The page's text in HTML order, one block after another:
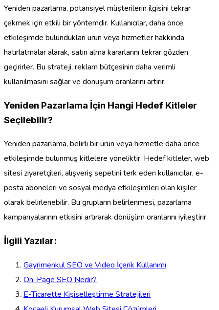
Yeniden pazarlama, potansiyel müşterilerin ilgisini tekrar
çekmek için etkili bir yöntemdir. Kullanıcılar, daha önce
etkileşimde bulundukları ürün veya hizmetler hakkında
hatırlatmalar alarak, satın alma kararlarını tekrar gözden
geçirirler. Bu strateji, reklam bütçesinin daha verimli
kullanılmasını sağlar ve dönüşüm oranlarını artırır.
Yeniden Pazarlama İçin Hangi Hedef Kitleler
Seçilebilir?
Yeniden pazarlama, belirli bir ürün veya hizmetle daha önce
etkileşimde bulunmuş kitlelere yöneliktir. Hedef kitleler, web
sitesi ziyaretçileri, alışveriş sepetini terk eden kullanıcılar, e-
posta aboneleri ve sosyal medya etkileşimleri olan kişiler
olarak belirlenebilir. Bu grupların belirlenmesi, pazarlama
kampanyalarının etkisini artırarak dönüşüm oranlarını iyileştirir.
İlgili Yazılar:
Gayrimenkul SEO ve Video İçerik Kullanımı
On-Page SEO Nedir?
E-Ticarette Kişiselleştirme Stratejileri